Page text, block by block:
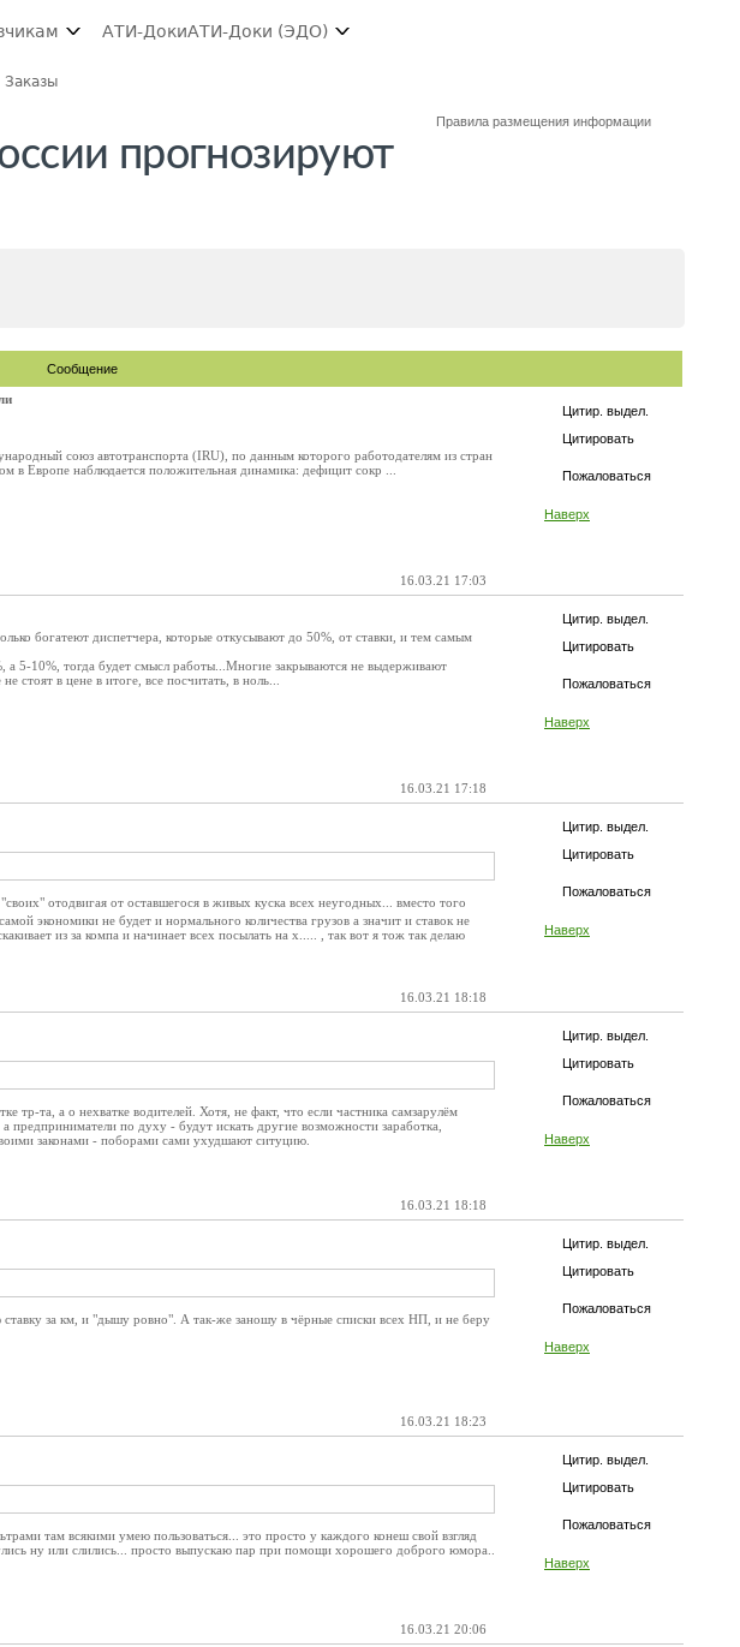
АТИ-ДокиАТИ-Доки (ЭДО)
Заказы
Правила размещения информации
прогнозируют
Сообщение
Цитир. выдел.
Цитировать
Пожаловаться
Наверх
союз автотранспорта (IRU), по данным которого работодателям из стран
в Европе наблюдается положительная динамика: дефицит сокр ...
16.03.21 17:03
Цитир. выдел.
Цитировать
Пожаловаться
Наверх
богатеют диспетчера, которые откусывают до 50%, от ставки, и тем самым
а 5-10%, тогда будет смысл работы...Многие закрываются не выдерживают
стоят в цене в итоге, все посчитать, в ноль...
16.03.21 17:18
Цитир. выдел.
Цитировать
Пожаловаться
Наверх
отодвигая от оставшегося в живых куска всех неугодных... вместо того
экономики не будет и нормального количества грузов а значит и ставок не
из за компа и начинает всех посылать на х..... , так вот я тож так делаю
16.03.21 18:18
Цитир. выдел.
Цитировать
Пожаловаться
Наверх
тр-та, а о нехватке водителей. Хотя, не факт, что если частника самзарулём
по духу - будут искать другие возможности заработка,
законами - поборами сами ухудшают ситуцию.
16.03.21 18:18
Цитир. выдел.
Цитировать
Пожаловаться
Наверх
за км, и "дышу ровно". А так-же заношу в чёрные списки всех НП, и не беру
16.03.21 18:23
Цитир. выдел.
Цитировать
Пожаловаться
Наверх
там всякими умею пользоваться... это просто у каждого конеш свой взгляд
ну или слились... просто выпускаю пар при помощи хорошего доброго юмора..
16.03.21 20:06